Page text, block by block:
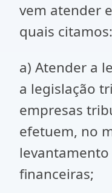
vem atender
quais citamos:
a) Atender a
a legislação
empresas
efetuem, no
financeiras;